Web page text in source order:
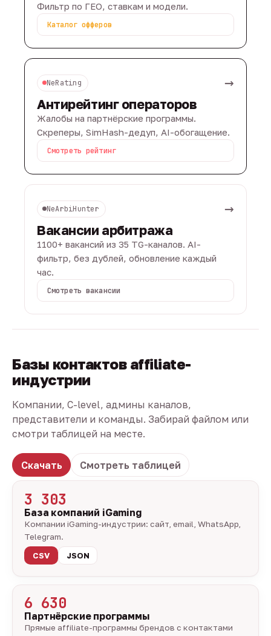
Фильтр по ГЕО, ставкам и модели.
Каталог офферов
NeRating →
Антирейтинг операторов
Жалобы на партнёрские программы.
Скреперы, SimHash-дедуп, AI-обогащение.
Смотреть рейтинг
NeArbiHunter →
Вакансии арбитража
1100+ вакансий из 35 TG-каналов. AI-
фильтр, без дублей, обновление каждый
час.
Смотреть вакансии
Базы контактов affiliate-
индустрии
Компании, C-level, админы каналов,
представители и команды. Забирай файлом или
смотри таблицей на месте.
Скачать Смотреть таблицей
3 303
База компаний iGaming
Компании iGaming-индустрии: сайт, email, WhatsApp,
Telegram.
CSV
JSON
6 630
Партнёрские программы
Прямые affiliate-программы брендов с контактами